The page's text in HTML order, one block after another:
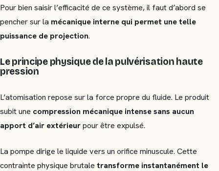
Pour bien saisir l’efficacité de ce système, il faut d’abord se
pencher sur la mécanique interne qui permet une telle
puissance de projection.
Le principe physique de la pulvérisation haute
pression
L’atomisation repose sur la force propre du fluide. Le produit
subit une compression mécanique intense sans aucun
apport d’air extérieurpour être expulsé.
La pompe dirige le liquide vers un orifice minuscule. Cette
contrainte physique brutale transforme instantanément le